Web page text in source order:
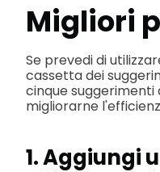
Migliori
Se prevedi di
cassetta dei
cinque
migliorarne
1. Aggiungi